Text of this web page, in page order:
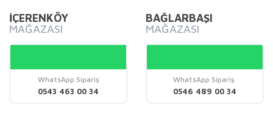
Yorum Yaz
Görüş ve önerileriniz için teşekkür ederiz.
Ürün resmi kalitesiz, bozuk veya görüntülenemiyor.
Ürün bilgilerinde hatalar bulunuyor.
Ürün fiyatı diğer sitelerden daha pahalı.
İÇERENKÖY
MAĞAZASI
WhatsApp Sipariş
0543 463 00 34
BAĞLARBAŞI
MAĞAZASI
WhatsApp Sipariş
0546 489 00 34